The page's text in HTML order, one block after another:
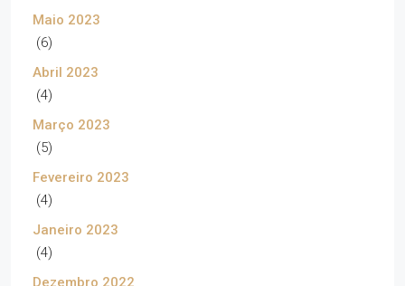
Maio 2023
(6)
Abril 2023
(4)
Março 2023
(5)
Fevereiro 2023
(4)
Janeiro 2023
(4)
Dezembro 2022